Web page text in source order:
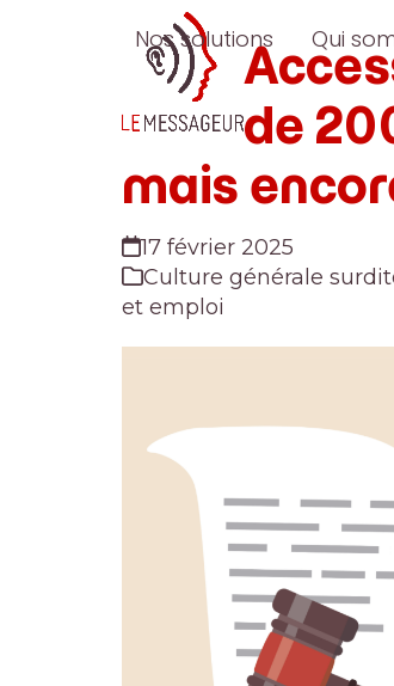
Nos solutions Qui
de
mais
17 février 2025
Culture générale
et emploi